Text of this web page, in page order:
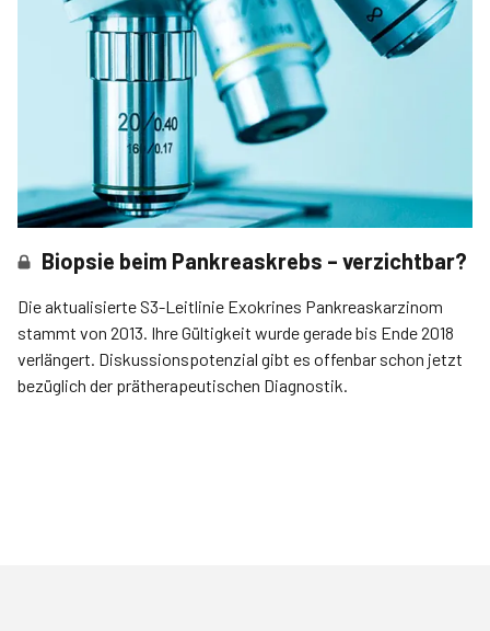
Biopsie beim Pankreaskrebs – verzichtbar?
Die aktualisierte S3-Leitlinie Exokrines Pankreaskarzinom
stammt von 2013. Ihre Gültigkeit wurde gerade bis Ende 2018
verlängert. Diskussionspotenzial gibt es offenbar schon jetzt
bezüglich der prätherapeutischen Diagnostik.